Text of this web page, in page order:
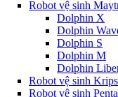
Robot vệ sinh
Dolphin X
Dolphin
Dolphin S
Dolphin M
Dolphin
Robot vệ sinh
Robot vệ sinh